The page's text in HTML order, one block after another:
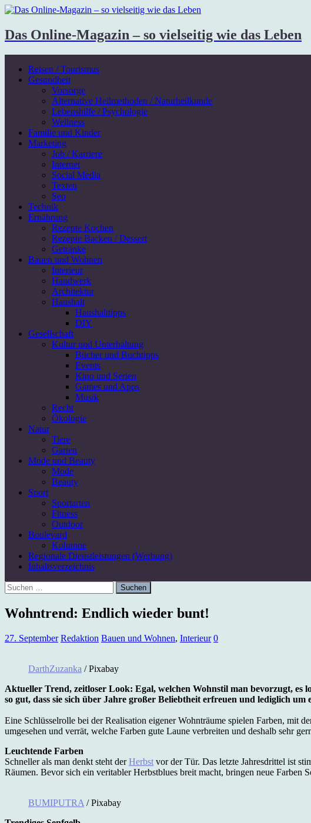
Das Online-Magazin – so vielseitig wie das Leben
Reisen / Tourismus
Gesundheit
Vorsorge
Alternative Heilmethoden / Naturheilkunde
Lebenshilfe / Psychologie
Wellness
Familie und Kinder
Marketing
Job / Karriere
Internet
Social Media
Texten
Seo
Technik
Ernährung
Rezepte Kochen
Rezepte Backen / Dessert
Getränke
Bauen und Wohnen
Interieur
Handwerk
Architektur
Haushalt
Haushalttipps
DIY
Gesellschaft
Kultur und Unterhaltung
Bücher und Buchtipps
Events
Kino und Serien
Games und Apps
Musik
Recht
Ökologie
Natur
Tiere
Garten
Mode und Beauty
Mode
Beauty
Sport
Sportarten
Fitness
Outdoor
Boulevard
Kolumne
Regionale Dienstleistungen (Werbung)
Inhaltsverzeichnis
Suchen
nach:
Wohntrend: Endlich wieder bunt!
27. September Redaktion Bauen und Wohnen, Interieur 0
DarthZuzanka / Pixabay
Aktueller Trend, zeitloser Look: Egal, welchen Wohnstil man bevorzugt, es
so gut, dass sie sich über Jahre großer Beliebtheit erfreuen und lediglich um
Eine Schlüsselrolle bei der Realisation eigener Wohnträume spielen Farben, mit
umgesehen und verrät, welche Farben gute Laune verbreiten und deshalb sehr
Leuchtende Farben
Schneller als man denkt steht derHerbst vor der Tür. Das letzte Jahresdrittel ist
Räumen. Bevor sich ein veritabler Herbstblues breit macht, bringen neue
BUMIPUTRA / Pixabay